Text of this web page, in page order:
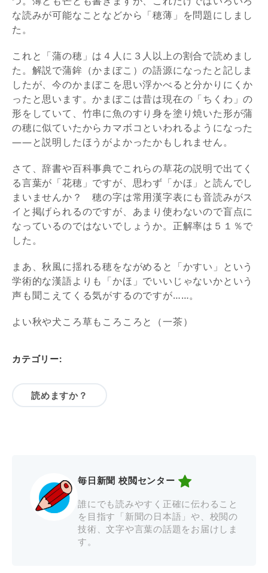
な読みが可能なことなどから「穂薄」を問題にしまし
た。
これと「蒲の穂」は４人に３人以上の割合で読めまし
た。解説で蒲鉾（かまぼこ）の語源になったと記しま
したが、今のかまぼこを思い浮かべると分かりにくか
ったと思います。かまぼこは昔は現在の「ちくわ」の
形をしていて、竹串に魚のすり身を塗り焼いた形が蒲
の穂に似ていたからカマボコといわれるようになった
――と説明したほうがよかったかもしれません。
さて、辞書や百科事典でこれらの草花の説明で出てく
る言葉が「花穂」ですが、思わず「かほ」と読んでし
まいませんか？ 穂の字は常用漢字表にも音読みがス
イと掲げられるのですが、あまり使わないので盲点に
なっているのではないでしょうか。正解率は５１％で
した。
まあ、秋風に揺れる穂をながめると「かすい」という
学術的な漢語よりも「かほ」でいいじゃないかという
声も聞こえてくる気がするのですが……。
よい秋や犬ころ草もころころと（一茶）
カテゴリー:
読めますか？
毎日新聞 校閲センター
誰にでも読みやすく正確に伝わること
を目指す「新聞の日本語」や、校閲の
技術、文字や言葉の話題をお届けしま
す。